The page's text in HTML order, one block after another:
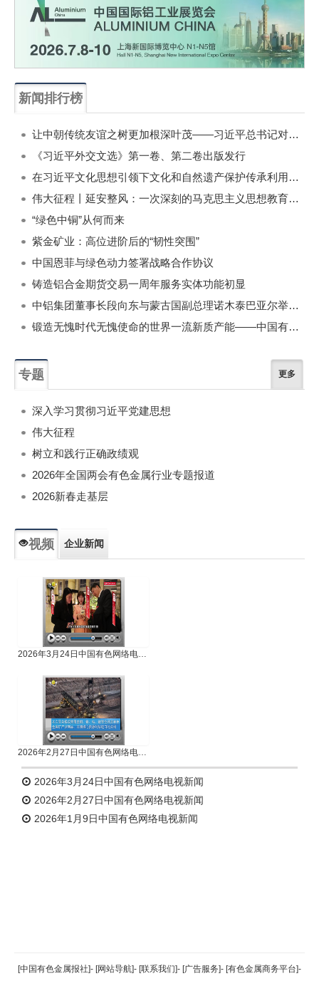
新闻排行榜
让中朝传统友谊之树更加根深叶茂——习近平总书记对朝鲜进行国事访问纪实
《习近平外交文选》第一卷、第二卷出版发行
在习近平文化思想引领下文化和自然遗产保护传承利用工作开创新局面
伟大征程丨延安整风：一次深刻的马克思主义思想教育运动
“绿色中铜”从何而来
紫金矿业：高位进阶后的“韧性突围”
中国恩菲与绿色动力签署战略合作协议
铸造铝合金期货交易一周年服务实体功能初显
中铝集团董事长段向东与蒙古国副总理诺木泰巴亚尔举行会谈
锻造无愧时代无愧使命的世界一流新质产能——中国有色金属工业的战略应对与破局之道（二）
专题 更多
深入学习贯彻习近平党建思想
伟大征程
树立和践行正确政绩观
2026年全国两会有色金属行业专题报道
2026新春走基层
视频 企业新闻
2026年3月24日中国有色网络电视新闻
2026年2月27日中国有色网络电视新闻
2026年3月24日中国有色网络电视新闻
2026年2月27日中国有色网络电视新闻
2026年1月9日中国有色网络电视新闻
返回顶部
[中国有色金属报社]- [网站导航]- [联系我们]- [广告服务]- [有色金属商务平台]-